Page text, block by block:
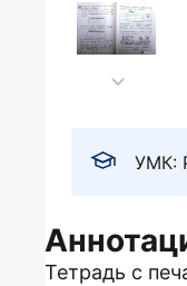
УМК:
Тетрадь с